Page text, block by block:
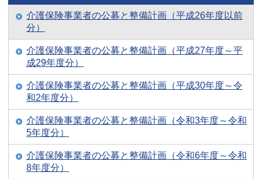
介護保険事業者の公募と整備計画（平成26年度以前
分）
介護保険事業者の公募と整備計画（平成27年度～平
成29年度分）
介護保険事業者の公募と整備計画（平成30年度～令
和2年度分）
介護保険事業者の公募と整備計画（令和3年度～令和
5年度分）
介護保険事業者の公募と整備計画（令和6年度～令和
8年度分）